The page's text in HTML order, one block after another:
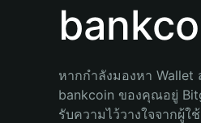
Bahasa Indonesiaหากกำลังมองหา Wallet
bankcoin ของคุณอยู่
รับความไว้วางใจจากผู้